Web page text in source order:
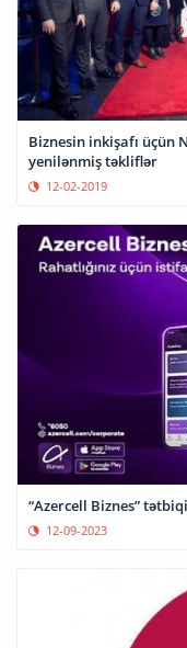
Biznesin inkişafı
yenilənmiş təkliflər
12-02-2019
“Azercell Biznes”
12-09-2023